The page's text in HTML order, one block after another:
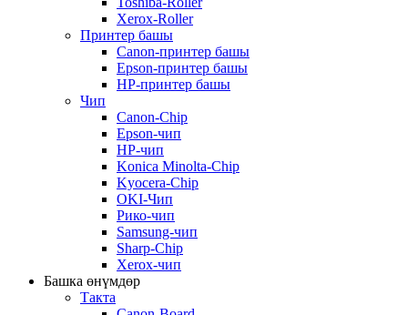
Xerox-Roller
Принтер башы
Canon-принтер башы
Epson-принтер башы
HP-принтер башы
Чип
Canon-Chip
Epson-чип
HP-чип
Konica Minolta-Chip
Kyocera-Chip
OKI-Чип
Рико-чип
Samsung-чип
Sharp-Chip
Xerox-чип
Башка өнүмдөр
Такта